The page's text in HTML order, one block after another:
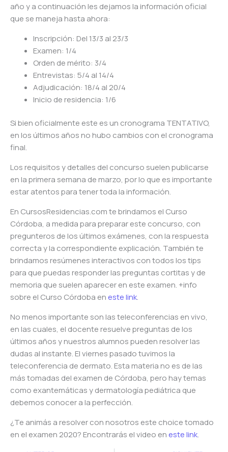
año y a continuación les dejamos la información oficial
que se maneja hasta ahora:
Inscripción: Del 13/3 al 23/3
Examen: 1/4
Orden de mérito: 3/4
Entrevistas: 5/4 al 14/4
Adjudicación: 18/4 al 20/4
Inicio de residencia: 1/6
Si bien oficialmente este es un cronograma TENTATIVO,
en los últimos años no hubo cambios con el cronograma
final.
Los requisitos y detalles del concurso suelen publicarse
en la primera semana de marzo, por lo que es importante
estar atentos para tener toda la información.
En CursosResidencias.com te brindamos el Curso
Córdoba, a medida para preparar este concurso, con
pregunteros de los últimos exámenes, con la respuesta
correcta y la correspondiente explicación. También te
brindamos resúmenes interactivos con todos los tips
para que puedas responder las preguntas cortitas y de
memoria que suelen aparecer en este examen. +info
sobre el Curso Córdoba en este link.
No menos importante son las teleconferencias en vivo,
en las cuales, el docente resuelve preguntas de los
últimos años y nuestros alumnos pueden resolver las
dudas al instante. El viernes pasado tuvimos la
teleconferencia de dermato. Esta materia no es de las
más tomadas del examen de Córdoba, pero hay temas
como exantemáticas y dermatología pediátrica que
debemos conocer a la perfección.
¿Te animás a resolver con nosotros este choice tomado
en el examen 2020? Encontrarás el video en este link.